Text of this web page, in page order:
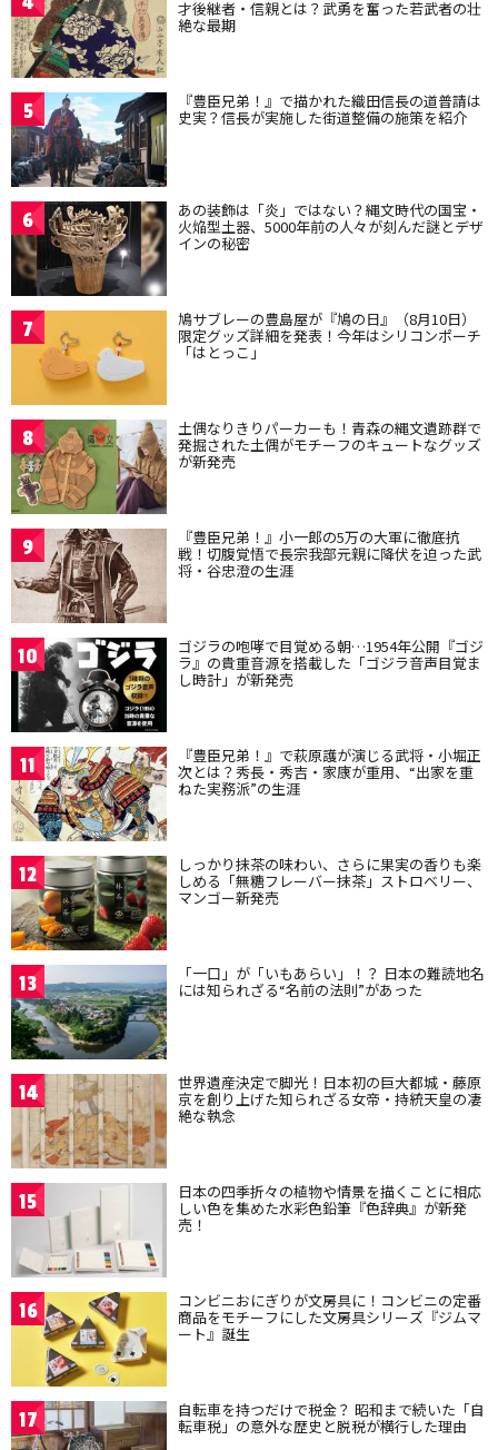
才後継者・信親とは？武勇を奮った若武者の壮
絶な最期
5 『豊臣兄弟！』で描かれた織田信長の道普請は
史実？信長が実施した街道整備の施策を紹介
6 あの装飾は「炎」ではない？縄文時代の国宝・
火焔型土器、5000年前の人々が刻んだ謎とデザ
インの秘密
7 鳩サブレーの豊島屋が『鳩の日』（8月10日）
限定グッズ詳細を発表！今年はシリコンポーチ
「はとっこ」
8 土偶なりきりパーカーも！青森の縄文遺跡群で
発掘された土偶がモチーフのキュートなグッズ
が新発売
9 『豊臣兄弟！』小一郎の5万の大軍に徹底抗
戦！切腹覚悟で長宗我部元親に降伏を迫った武
将・谷忠澄の生涯
10 ゴジラの咆哮で目覚める朝…1954年公開『ゴジ
ラ』の貴重音源を搭載した「ゴジラ音声目覚ま
し時計」が新発売
11 『豊臣兄弟！』で萩原護が演じる武将・小堀正
次とは？秀長・秀吉・家康が重用、“出家を重
ねた実務派”の生涯
12 しっかり抹茶の味わい、さらに果実の香りも楽
しめる「無糖フレーバー抹茶」ストロベリー、
マンゴー新発売
13 「一口」が「いもあらい」！？ 日本の難読地名
には知られざる“名前の法則”があった
14 世界遺産決定で脚光！日本初の巨大都城・藤原
京を創り上げた知られざる女帝・持統天皇の凄
絶な執念
15 日本の四季折々の植物や情景を描くことに相応
しい色を集めた水彩色鉛筆『色辞典』が新発
売！
16 コンビニおにぎりが文房具に！コンビニの定番
商品をモチーフにした文房具シリーズ『ジムマ
ート』誕生
17 自転車を持つだけで税金？ 昭和まで続いた「自
転車税」の意外な歴史と脱税が横行した理由